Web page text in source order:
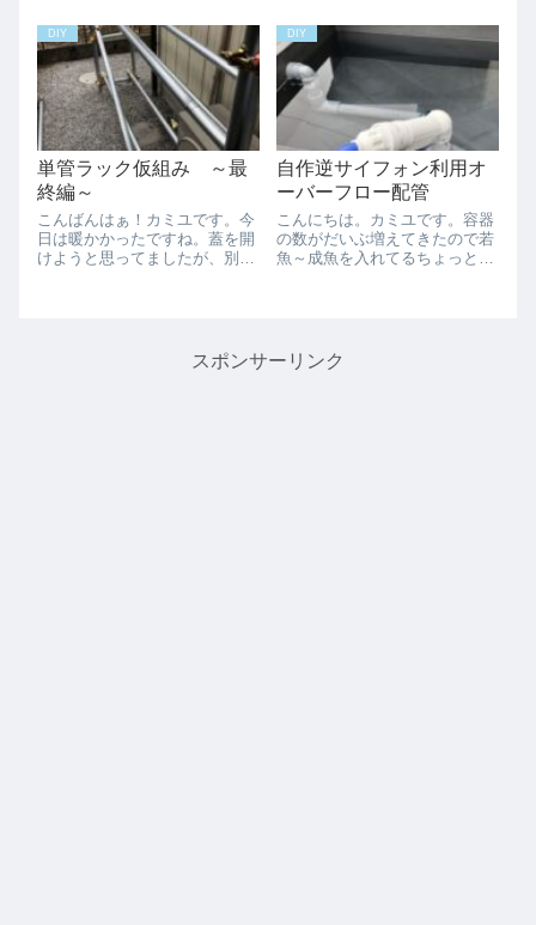
の予約が有ったので、午前中採
卵と水替えを少しした所でタイ
ムアップ。歯医者に行って親知
らずを抜いてきました、...
しまいました、、、気を取り直
して今日も雨だったので屋内で
ちょっと作業をしてました。７
月１１日（日）は...
DIY
単管ラック仮組み ～最
終編～
こんばんはぁ！カミユです。今
日は暖かかったですね。蓋を開
けようと思ってましたが、別件
ん蓋が開けられない、、、さて
DIY
自作逆サイフォン利用オ
ーバーフロー配管
こんにちは。カミユです。容器
の数がだいぶ増えてきたので若
魚～成魚を入れてるちょっと大
水させる ⇛まぁ変わらんので
楽にもならない笑②...
スポンサーリンク